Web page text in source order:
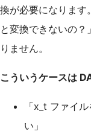
換が必要になりま
と変換できないの
りません。
こういうケースは
「x_t ファイ
い」